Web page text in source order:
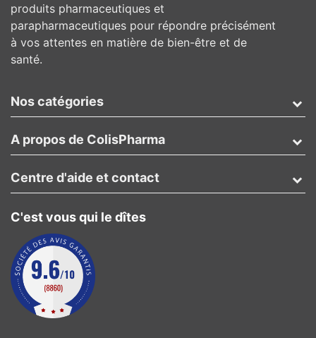
produits pharmaceutiques et
parapharmaceutiques pour répondre précisément
à vos attentes en matière de bien-être et de
santé.
Nos catégories
A propos de ColisPharma
C'est vous qui le dîtes
Centre d'aide et contact